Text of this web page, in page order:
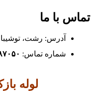
تماس با ما
آدرس: رشت،
شماره تماس:
لوله